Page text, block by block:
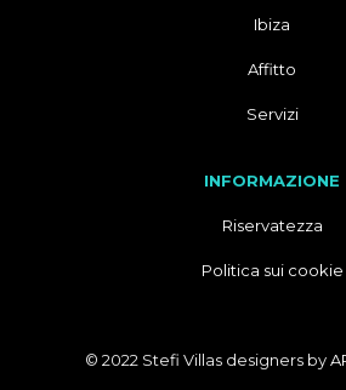
Ibiza
Affitto
Servizi
INFORMAZIONE
Riservatezza
Politica sui cookie
© 2022 Stefi Villas designers by